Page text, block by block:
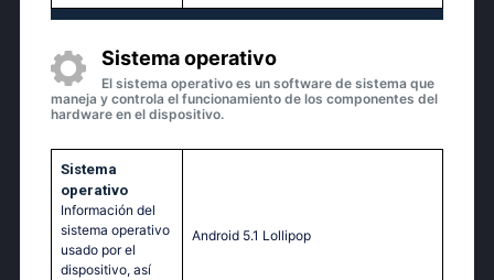
Sistema operativo
El sistema operativo es un software de sistema que
maneja y controla el funcionamiento de los componentes del
hardware en el dispositivo.
Sistema
operativo
Información del
sistema operativo
usado por el
dispositivo, así
Аndrоid 5.1 Lоlliрор